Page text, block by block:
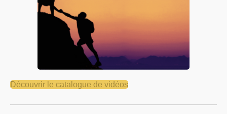
Découvrir le catalogue de vidéos